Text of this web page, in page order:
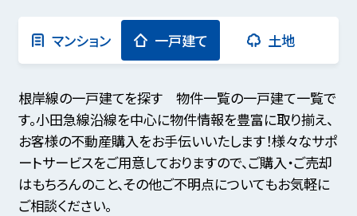
マンション 一戸建て 土地
根岸線の一戸建てを探す 物件一覧の一戸建て一覧で
す。小田急線沿線を中心に物件情報を豊富に取り揃え、
お客様の不動産購入をお手伝いいたします！様々なサポ
ートサービスをご用意しておりますので、ご購入・ご売却
はもちろんのこと、その他ご不明点についてもお気軽に
ご相談ください。